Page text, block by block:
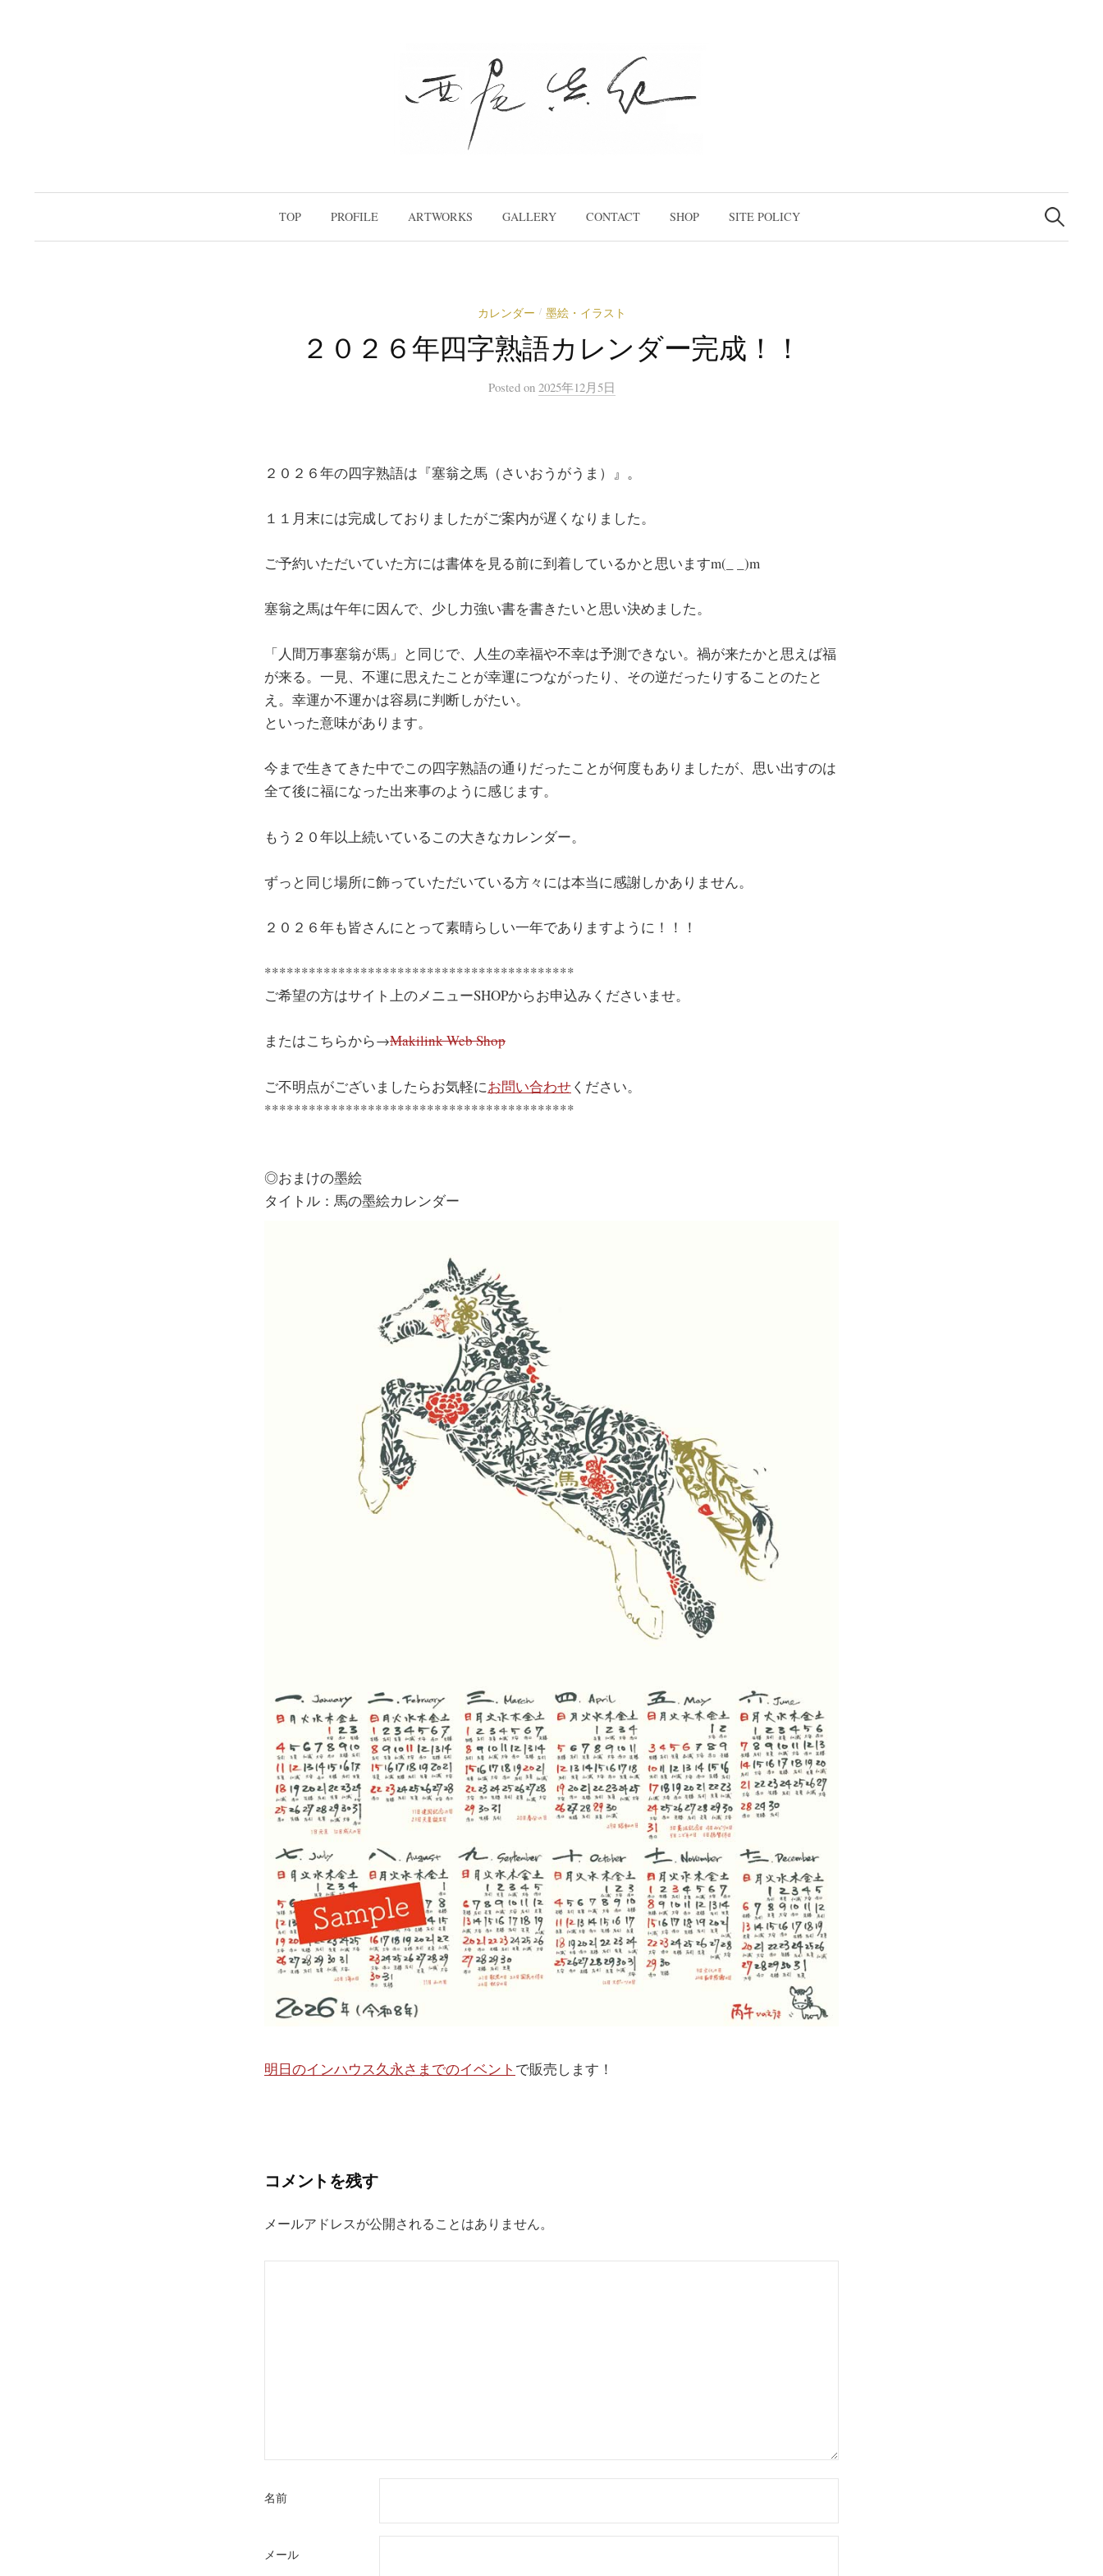
ッ
TOP PROFILE ARTWORKS GALLERY CONTACT SHOP SITE POLICY
検
索
カレンダー / 墨絵・イラスト
２０２６年四字熟語カレンダー完成！！
Posted on 2025年12月5日
２０２６年の四字熟語は『塞翁之馬（さいおうがうま）』。
１１月末には完成しておりましたがご案内が遅くなりました。
ご予約いただいていた方には書体を見る前に到着しているかと思いますm(_ _)m
塞翁之馬は午年に因んで、少し力強い書を書きたいと思い決めました。
「人間万事塞翁が馬」と同じで、人生の幸福や不幸は予測できない。禍が来たかと思えば福
が来る。一見、不運に思えたことが幸運につながったり、その逆だったりすることのたと
え。幸運か不運かは容易に判断しがたい。
といった意味があります。
今まで生きてきた中でこの四字熟語の通りだったことが何度もありましたが、思い出すのは
全て後に福になった出来事のように感じます。
もう２０年以上続いているこの大きなカレンダー。
ずっと同じ場所に飾っていただいている方々には本当に感謝しかありません。
２０２６年も皆さんにとって素晴らしい一年でありますように！！！
******************************************
ご希望の方はサイト上のメニューSHOPからお申込みくださいませ。
またはこちらから→Makilink Web Shop
ご不明点がございましたらお気軽にお問い合わせください。
******************************************
◎おまけの墨絵
タイトル：馬の墨絵カレンダー
明日のインハウス久永さまでのイベント で販売します！
コメントを残す
メールアドレスが公開されることはありません。
名前
メール